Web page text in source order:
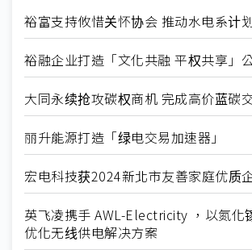
裕富支持攸惜关怀协会 推动水电系计
裕融企业打造「文化共融 平权共享」
大同永续抢攻碳权商机 完成高价蓝碳
丽升能源打造「绿电交易加速器」
宏电科技获2024新北市友善家庭优质
英飞凌携手 AWL-Electricity ，以氮化
优化无线供电解决方案